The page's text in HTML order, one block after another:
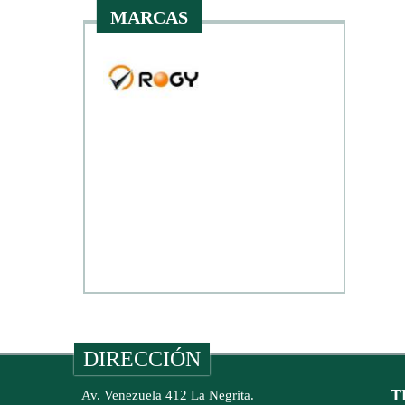
MARCAS
DIRECCIÓN
Av. Venezuela 412 La Negrita.